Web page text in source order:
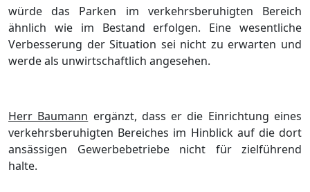
würde das Parken im verkehrsberuhigten Bereich
ähnlich wie im Bestand erfolgen. Eine wesentliche
Verbesserung der Situation sei nicht zu erwarten und
werde als unwirtschaftlich angesehen.
Herr Baumann ergänzt, dass er die Einrichtung eines
verkehrsberuhigten Bereiches im Hinblick auf die dort
ansässigen Gewerbebetriebe nicht für zielführend
halte.